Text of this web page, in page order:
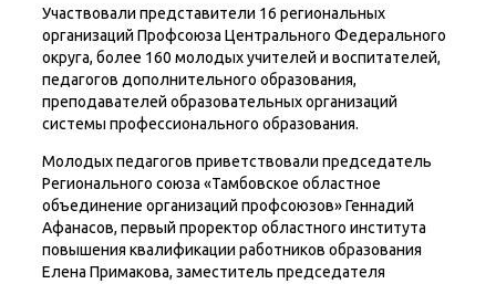
Участвовали представители 16 региональных
организаций Профсоюза Центрального Федерального
округа, более 160 молодых учителей и воспитателей,
педагогов дополнительного образования,
преподавателей образовательных организаций
системы профессионального образования.
Молодых педагогов приветствовали председатель
Регионального союза «Тамбовское областное
объединение организаций профсоюзов» Геннадий
Афанасов, первый проректор областного института
повышения квалификации работников образования
Елена Примакова, заместитель председателя